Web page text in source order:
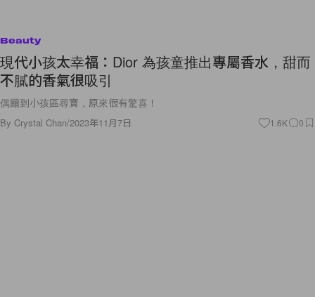
Beauty
現代小孩太幸福：Dior 為孩童推出專屬香水，甜而
不膩的香氣很吸引
偶爾到小孩區尋寶，原來很有驚喜！
By Crystal Chan/2023年11月7日 1.6K 0